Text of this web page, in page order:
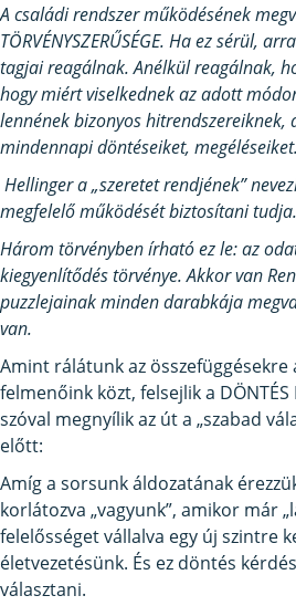
A családi rendszer működésének
TÖRVÉNYSZERŰSÉGE. Ha ez sérül,
tagjai reagálnak. Anélkül reagálnak,
hogy miért viselkednek az adott
lennének bizonyos
mindennapi döntéseiket, megéléseiket.
Hellinger a „szeretet rendjének”
megfelelő működését biztosítani tudja.
Három törvényben írható ez le: az
kiegyenlítődés törvénye. Akkor van
puzzlejainak minden darabkája
van.
Amint rálátunk az összefüggésekre
felmenőink közt, felsejlik a DÖNTÉS
szóval megnyílik az út a „szabad
előtt:
Amíg a sorsunk áldozatának
korlátozva „vagyunk”, amikor már
felelősséget vállalva egy új szintre
életvezetésünk. És ez döntés
választani.